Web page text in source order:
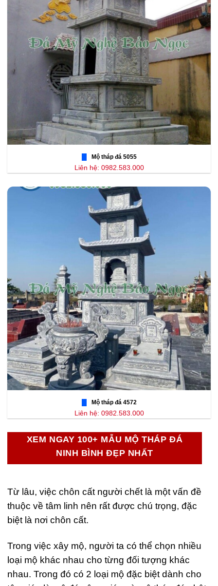
Mộ tháp đá 5055
Liên hệ: 0982.583.000
Mộ tháp đá 4572
Liên hệ: 0982.583.000
XEM NGAY 100+ MẪU MỘ THÁP ĐÁ
NINH BÌNH ĐẸP NHẤT
Từ lâu, việc chôn cất người chết là một vấn đề
thuộc về tâm linh nên rất được chú trọng, đặc
biệt là nơi chôn cất.
Trong việc xây mộ, người ta có thể chọn nhiều
loại mộ khác nhau cho từng đối tượng khác
nhau. Trong đó có 2 loại mộ đặc biệt dành cho